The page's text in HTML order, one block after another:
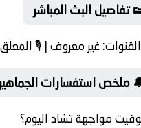
تفاصيل البث المباشر
القنوات:غير معروف | 🎙️
ملخص استفسارات
مواجهة تشاد اليوم؟